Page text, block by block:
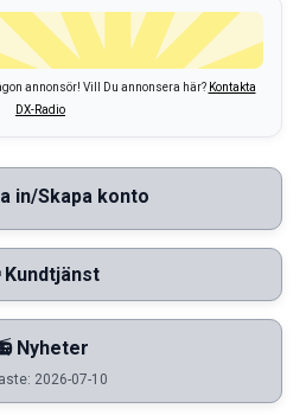
annonsör! Vill Du annonsera här? Kontakta
DX-Radio
in/Skapa konto
Kundtjänst
Nyheter
2026-07-10